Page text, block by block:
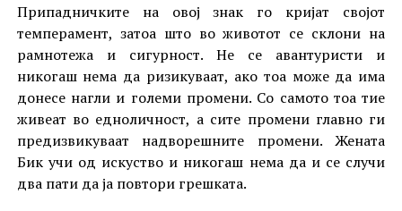
Припадничките на овој знак го кријат својот
темперамент, затоа што во животот се склони на
рамнотежа и сигурност. Не се авантуристи и
никогаш нема да ризикуваат, ако тоа може да има
донесе нагли и големи промени. Со самото тоа тие
живеат во едноличност, а сите промени главно ги
предизвикуваат надворешните промени. Жената
Бик учи од искуство и никогаш нема да и се случи
два пати да ја повтори грешката.